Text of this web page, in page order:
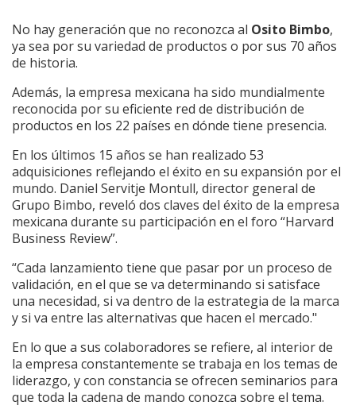
No hay generación que no reconozca al Osito Bimbo,
ya sea por su variedad de productos o por sus 70 años
de historia.
Además, la empresa mexicana ha sido mundialmente
reconocida por su eficiente red de distribución de
productos en los 22 países en dónde tiene presencia.
En los últimos 15 años se han realizado 53
adquisiciones reflejando el éxito en su expansión por el
mundo. Daniel Servitje Montull, director general de
Grupo Bimbo, reveló dos claves del éxito de la empresa
mexicana durante su participación en el foro “Harvard
Business Review”.
“Cada lanzamiento tiene que pasar por un proceso de
validación, en el que se va determinando si satisface
una necesidad, si va dentro de la estrategia de la marca
y si va entre las alternativas que hacen el mercado."
En lo que a sus colaboradores se refiere, al interior de
la empresa constantemente se trabaja en los temas de
liderazgo, y con constancia se ofrecen seminarios para
que toda la cadena de mando conozca sobre el tema.